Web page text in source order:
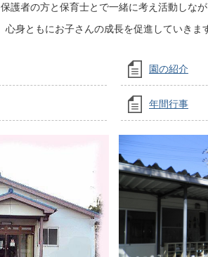
保護者の方と保育士とで一緒に考え活動しなが
心身ともにお子さんの成長を促進していきま
園の紹介
年間行事